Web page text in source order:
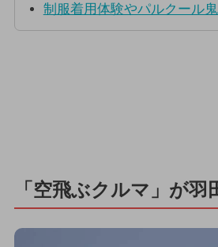
制服着用体験やパルクール
「空飛ぶクルマ」が羽